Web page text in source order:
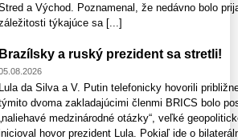
a Východ. Poznamenal, že nedávno bolo
týkajúce sa [...]
Brazílsky a ruský prezident sa stretli!
Lula da Silva a V. Putin telefonicky hovorili
dvoma zakladajúcimi členmi BRICS bolo
„naliehavé medzinárodné otázky“, veľké
hovor prezident Lula. Pokiaľ ide o